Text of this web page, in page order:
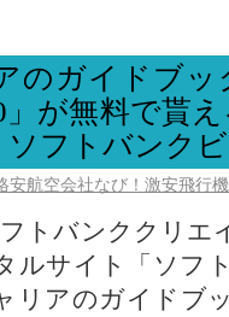
のガイドブッ
」が無料で貰
ソフトバンク
安航空会社なび！激安飛行
トバンククリエ
ルサイト「ソフ
リアのガイドブ